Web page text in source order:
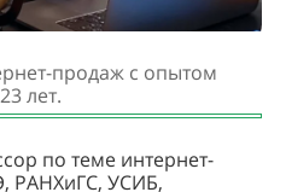
продаж с опытом
лет.
по теме интернет-
РАНХиГC, УСИБ,